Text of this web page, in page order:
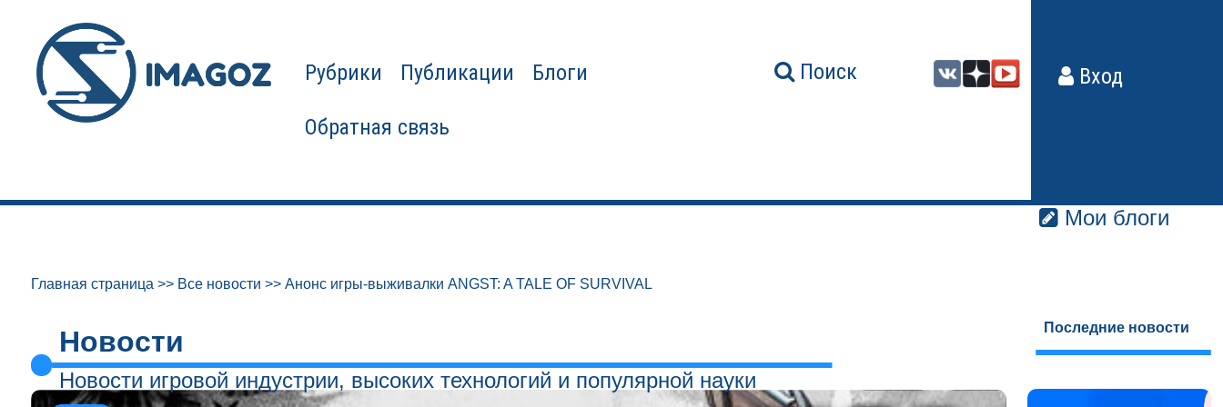
Рубрики Публикации Блоги
Обратная связь
Поиск Вход
Мои блоги
Главная страница >> Все новости >> Анонс игры-выживалки ANGST: A TALE OF SURVIVAL
Новости
Новости игровой индустрии, высоких технологий и популярной науки
Последние новости